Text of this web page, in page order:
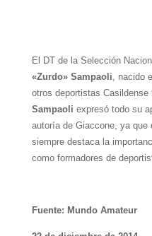
El DT de la Selección
«Zurdo» Sampaoli, nacido
otros deportistas Casildense
Sampaoli expresó todo su
autoría de Giaccone, ya que
siempre destaca la
como formadores de
Fuente: Mundo Amateur